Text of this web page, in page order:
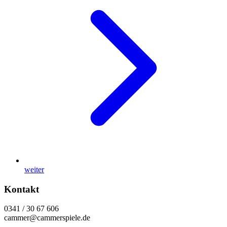
weiter
Kontakt
0341 / 30 67 606
cammer@cammerspiele.de